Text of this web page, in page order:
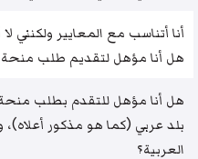
أنا أتناسب مع المعايير ولكنني
هل أنا مؤهل لتقديم طلب منحة
هل أنا مؤهل للتقدم بطلب
بلد عربي (كما هو مذكور
العربية؟